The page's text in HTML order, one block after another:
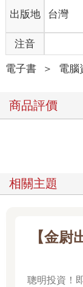
出版地 台灣
注音
電子書 ＞ 電腦
商品評價
相關主題
【金
聰明投資！